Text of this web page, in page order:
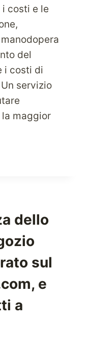
costi e le
del
i costi di
servizio
maggior
dello
sul
e
a